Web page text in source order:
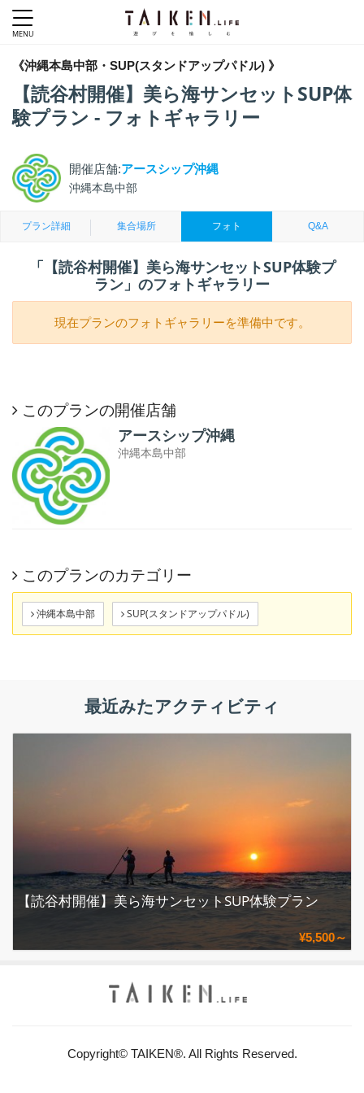
《沖縄本島中部・SUP(スタンドアップパドル) 》
【読谷村開催】美ら海サンセットSUP体
験プラン - フォトギャラリー
開催店舗:アースシップ沖縄
沖縄本島中部
プラン詳細 集合場所 フォト Q&A
「【読谷村開催】美ら海サンセットSUP体験プ
ラン」のフォトギャラリー
現在プランのフォトギャラリーを準備中です。
このプランの開催店舗
アースシップ沖縄
沖縄本島中部
このプランのカテゴリー
沖縄本島中部 SUP(スタンドアップパドル)
最近みたアクティビティ
【読谷村開催】美ら海サンセットSUP体験プラン
¥5,500～
Copyright© TAIKEN®. All Rights Reserved.